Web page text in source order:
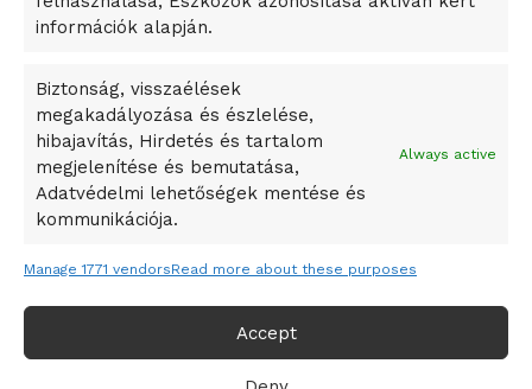
információk alapján.
Biztonság, visszaélések
megakadályozása és észlelése,
hibajavítás, Hirdetés és tartalom
megjelenítése és bemutatása,
Adatvédelmi lehetőségek mentése és
kommunikációja.
Always active
Manage 1771 vendorsRead more about these purposes
Accept
A Vajdasági Magyar Szövetség államtitkárait kinevezték
Dzsingisz kán hódító hadjárata okozta
Kuramagomedov ötödik, Muszukajev elődöntős – Birkózó
világkupa